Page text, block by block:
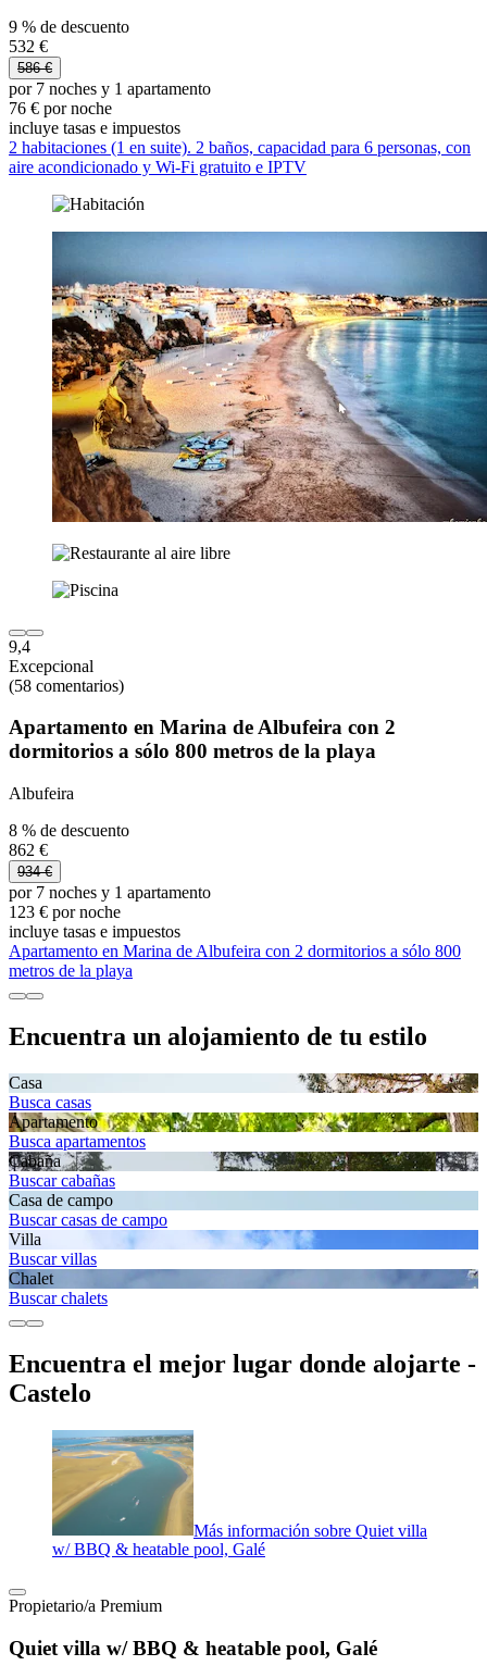
9 % de descuento
532 €
586 €
por 7 noches y 1 apartamento
76 € por noche
incluye tasas e impuestos
2 habitaciones (1 en suite). 2 baños, capacidad para 6 personas, con
aire acondicionado y Wi-Fi gratuito e IPTV
9,4
Excepcional
(58 comentarios)
Apartamento en Marina de Albufeira con 2
dormitorios a sólo 800 metros de la playa
Albufeira
8 % de descuento
862 €
934 €
por 7 noches y 1 apartamento
123 € por noche
incluye tasas e impuestos
Apartamento en Marina de Albufeira con 2 dormitorios a sólo 800
metros de la playa
Encuentra un alojamiento de tu estilo
Casa
Busca casas
Apartamento
Busca apartamentos
Cabaña
Buscar cabañas
Casa de campo
Buscar casas de campo
Villa
Buscar villas
Chalet
Buscar chalets
Encuentra el mejor lugar donde alojarte -
Castelo
Más información sobre Quiet villa
w/ BBQ & heatable pool, Galé
Propietario/a Premium
Quiet villa w/ BBQ & heatable pool, Galé